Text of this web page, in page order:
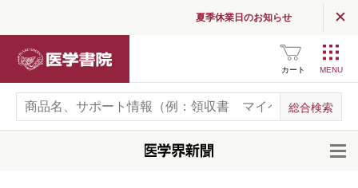
夏季休業日のお知らせ
カート